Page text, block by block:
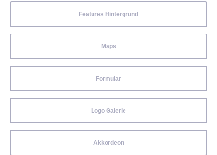
Features Hintergrund
Maps
Formular
Logo Galerie
Akkordeon